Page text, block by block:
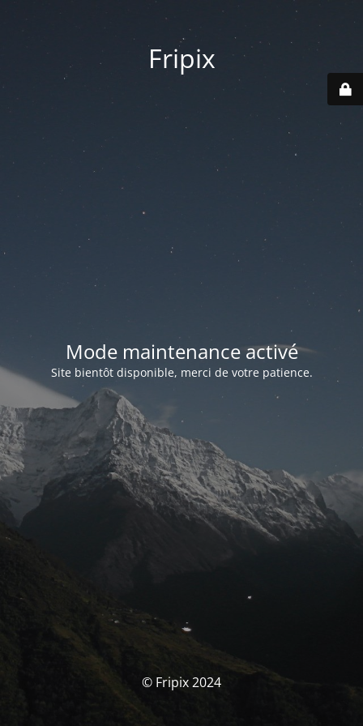
Fripix
Mode maintenance activé
Site bientôt disponible, merci de votre patience.
© Fripix 2024